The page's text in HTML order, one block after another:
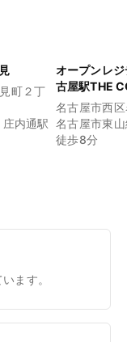
町２丁
内通駅
オープンレ
古屋駅THE
名古屋市西
名古屋市東
徒歩8分
ます。